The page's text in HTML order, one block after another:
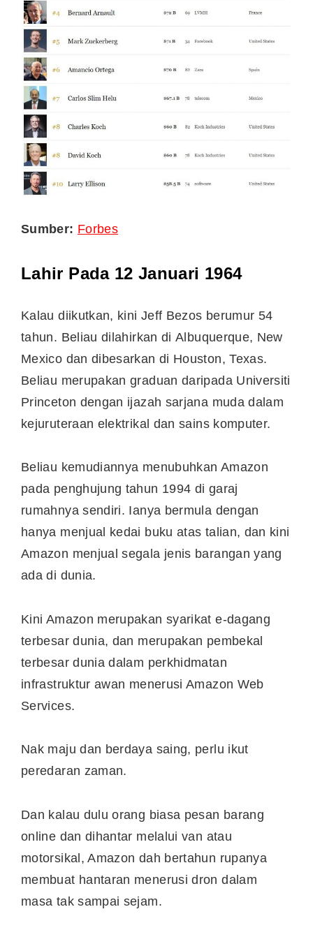
Sumber: Forbes
Lahir Pada 12 Januari 1964
Kalau diikutkan, kini Jeff Bezos berumur 54
tahun. Beliau dilahirkan di Albuquerque, New
Mexico dan dibesarkan di Houston, Texas.
Beliau merupakan graduan daripada Universiti
Princeton dengan ijazah sarjana muda dalam
kejuruteraan elektrikal dan sains komputer.
Beliau kemudiannya menubuhkan Amazon
pada penghujung tahun 1994 di garaj
rumahnya sendiri. Ianya bermula dengan
hanya menjual kedai buku atas talian, dan kini
Amazon menjual segala jenis barangan yang
ada di dunia.
Kini Amazon merupakan syarikat e-dagang
terbesar dunia, dan merupakan pembekal
terbesar dunia dalam perkhidmatan
infrastruktur awan menerusi Amazon Web
Services.
Nak maju dan berdaya saing, perlu ikut
peredaran zaman.
Dan kalau dulu orang biasa pesan barang
online dan dihantar melalui van atau
motorsikal, Amazon dah bertahun rupanya
membuat hantaran menerusi dron dalam
masa tak sampai sejam.